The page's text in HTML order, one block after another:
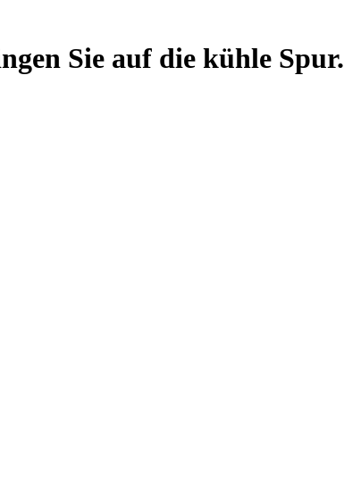
Sie auf die kühle Spur.